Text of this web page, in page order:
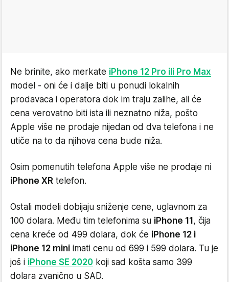
Ne brinite, ako merkate iPhone 12 Pro ili Pro Max
model - oni će i dalje biti u ponudi lokalnih
prodavaca i operatora dok im traju zalihe, ali će
cena verovatno biti ista ili neznatno niža, pošto
Apple više ne prodaje nijedan od dva telefona i ne
utiče na to da njihova cena bude niža.
Osim pomenutih telefona Apple više ne prodaje ni
iPhone XR telefon.
Ostali modeli dobijaju sniženje cene, uglavnom za
100 dolara. Među tim telefonima su iPhone 11 , čija
cena kreće od 499 dolara, dok će iPhone 12 i
iPhone 12 mini imati cenu od 699 i 599 dolara. Tu je
još i iPhone SE 2020 koji sad košta samo 399
dolara zvanično u SAD.